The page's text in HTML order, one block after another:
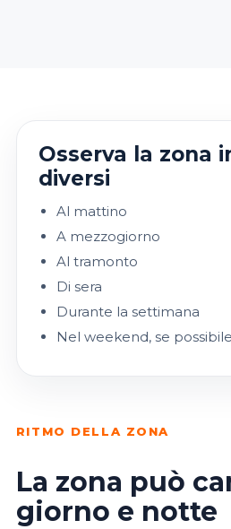
Osserva la zona
diversi
Al mattino
A mezzogiorno
Al tramonto
Di sera
Durante la settimana
Nel weekend, se possibile
RITMO DELLA ZONA
La zona può
giorno e notte